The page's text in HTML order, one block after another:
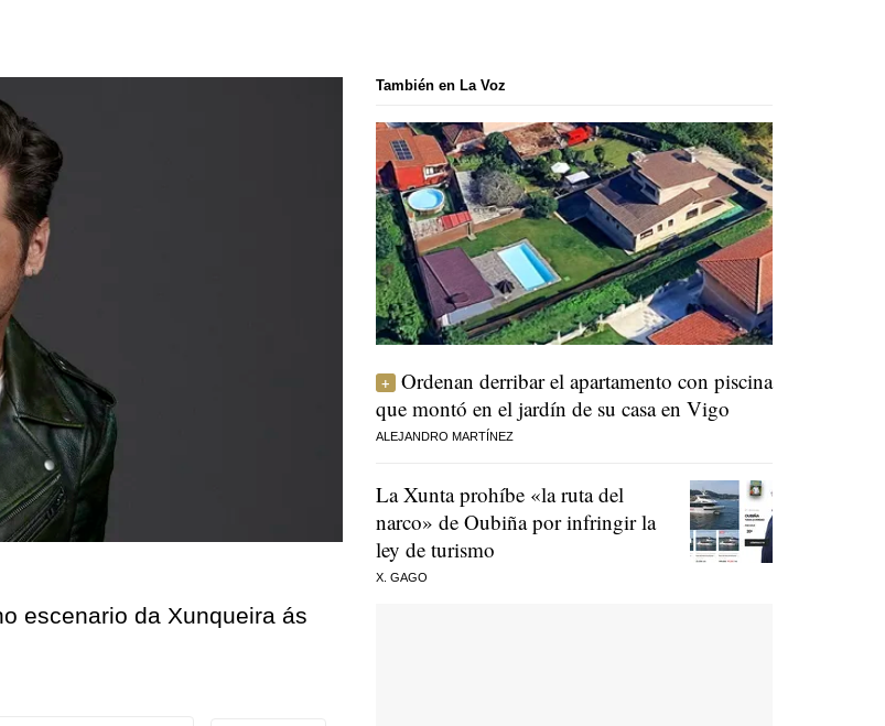
escenario da Xunqueira ás
También en La Voz
Ordenan derribar el apartamento con piscina
que montó en el jardín de su casa en Vigo
ALEJANDRO MARTÍNEZ
La Xunta prohíbe «la ruta del
narco» de Oubiña por infringir la
ley de turismo
X. GAGO